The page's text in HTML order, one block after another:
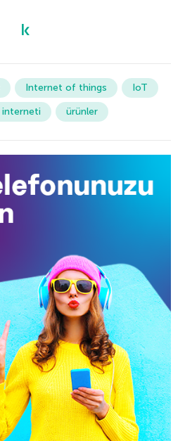
Internet of things
IoT
interneti
ürünler